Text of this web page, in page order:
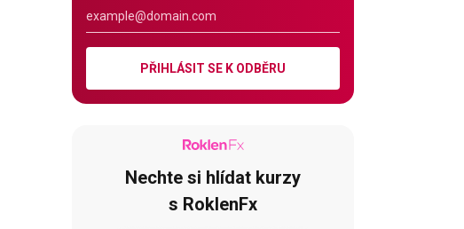
PŘIHLÁSIT SE K ODBĚRU
Nechte si hlídat kurzy
s RoklenFx